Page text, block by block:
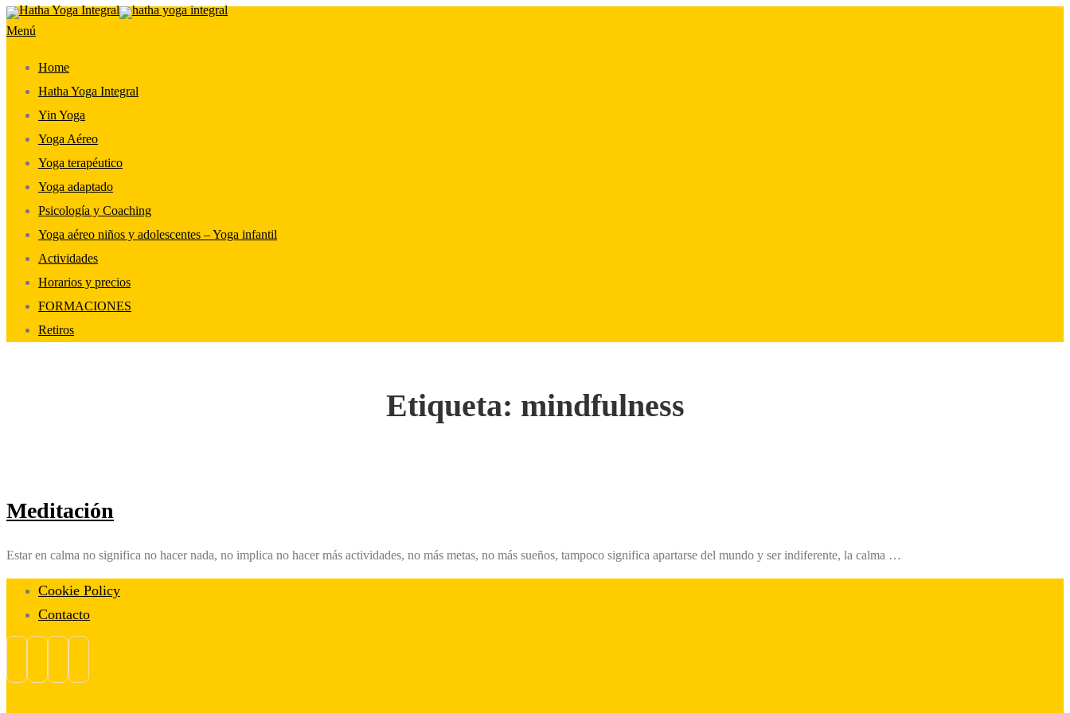
Saltar
al
Menú
Home
Hatha Yoga Integral
Yin Yoga
Yoga Aéreo
Yoga terapéutico
Yoga adaptado
Psicología y Coaching
Yoga aéreo niños y adolescentes – Yoga infantil
Actividades
Horarios y precios
FORMACIONES
Retiros
Etiqueta: mindfulness
Meditación
Estar en calma no significa no hacer nada, no implica no hacer más actividades, no más metas, no más sueños, tampoco significa apartarse del mundo y ser indiferente, la calma …
Cookie Policy
Contacto